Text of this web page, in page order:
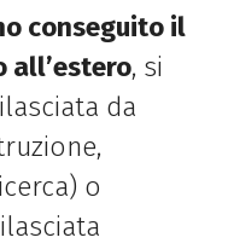
conseguito il
, si
da
o